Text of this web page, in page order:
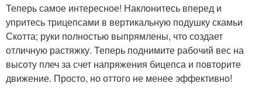
Теперь самое интересное! Наклонитесь вперед и
упритесь трицепсами в вертикальную подушку скамьи
Скотта; руки полностью выпрямлены, что создает
отличную растяжку. Теперь поднимите рабочий вес на
высоту плеч за счет напряжения бицепса и повторите
движение. Просто, но оттого не менее эффективно!